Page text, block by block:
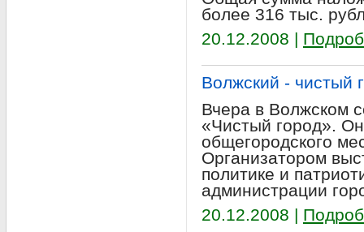
более 316 тыс.
20.12.2008 |
Волжский - чистый
Вчера в Волжском
«Чистый город».
общегородского
Организатором
политике и
администрации
20.12.2008 |